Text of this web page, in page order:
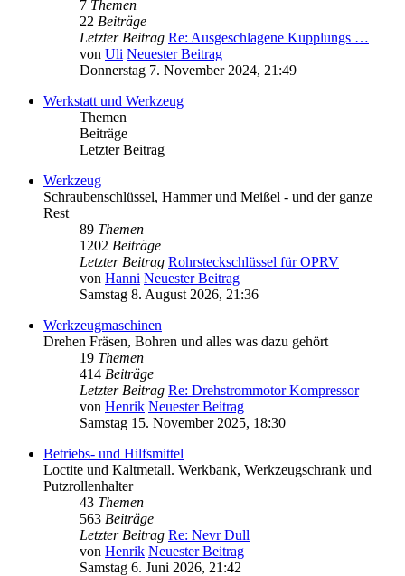
7 Themen
22 Beiträge
Letzter Beitrag Re: Ausgeschlagene Kupplungs …
von Uli Neuester Beitrag
Donnerstag 7. November 2024, 21:49
Werkstatt und Werkzeug
Themen
Beiträge
Letzter Beitrag
Werkzeug
Schraubenschlüssel, Hammer und Meißel - und der ganze
Rest
89 Themen
1202 Beiträge
Letzter Beitrag Rohrsteckschlüssel für OPRV
von Hanni Neuester Beitrag
Samstag 8. August 2026, 21:36
Werkzeugmaschinen
Drehen Fräsen, Bohren und alles was dazu gehört
19 Themen
414 Beiträge
Letzter Beitrag Re: Drehstrommotor Kompressor
von Henrik Neuester Beitrag
Samstag 15. November 2025, 18:30
Betriebs- und Hilfsmittel
Loctite und Kaltmetall. Werkbank, Werkzeugschrank und
Putzrollenhalter
43 Themen
563 Beiträge
Letzter Beitrag Re: Nevr Dull
von Henrik Neuester Beitrag
Samstag 6. Juni 2026, 21:42